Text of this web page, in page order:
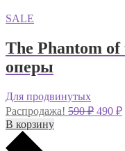
SALE
The Phantom
оперы
Для продвинутых
Распродажа! 590₽ 490 ₽
В корзину